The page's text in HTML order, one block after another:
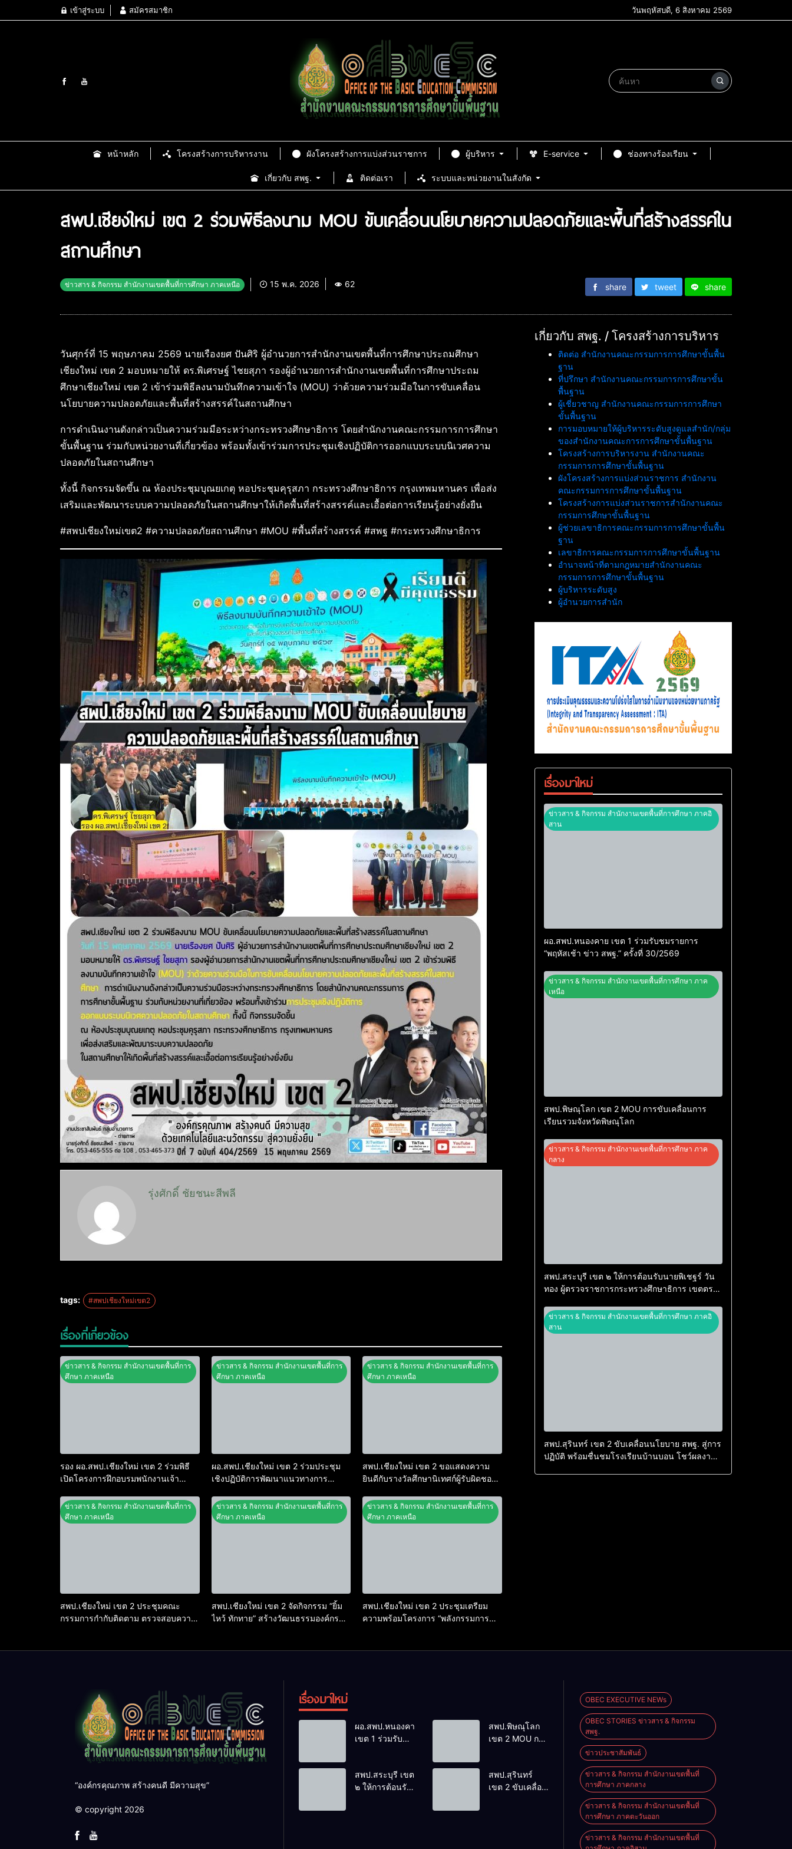
เข้าสู่ระบบ สมัครสมาชิก วันพฤหัสบดี, 6 สิงหาคม 2569
หน้าหลัก โครงสร้างการบริหารงาน ผังโครงสร้างการแบ่งส่วนราชการ ผู้บริหาร E-service ช่องทางร้องเรียน
เกี่ยวกับ สพฐ. ติดต่อเรา ระบบและหน่วยงานในสังกัด
สพป.เชียงใหม่ เขต 2 ร่วมพิธีลงนาม MOU ขับเคลื่อนนโยบายความปลอดภัยและพื้นที่สร้างสรรค์ใน
สถานศึกษา
ข่าวสาร & กิจกรรม สำนักงานเขตพื้นที่การศึกษา ภาคเหนือ 15 พ.ค. 2026 62 share tweet share
วันศุกร์ที่ 15 พฤษภาคม 2569 นายเรืองยศ ปันศิริ ผู้อำนวยการสำนักงานเขตพื้นที่การศึกษาประถมศึกษา
เชียงใหม่ เขต 2 มอบหมายให้ ดร.พิเศรษฐ์ ไชยสุภา รองผู้อำนวยการสำนักงานเขตพื้นที่การศึกษาประถม
ศึกษาเชียงใหม่ เขต 2 เข้าร่วมพิธีลงนามบันทึกความเข้าใจ (MOU) ว่าด้วยความร่วมมือในการขับเคลื่อน
นโยบายความปลอดภัยและพื้นที่สร้างสรรค์ในสถานศึกษา
การดำเนินงานดังกล่าวเป็นความร่วมมือระหว่างกระทรวงศึกษาธิการ โดยสำนักงานคณะกรรมการการศึกษา
ขั้นพื้นฐาน ร่วมกับหน่วยงานที่เกี่ยวข้อง พร้อมทั้งเข้าร่วมการประชุมเชิงปฏิบัติการออกแบบระบบนิเวศความ
ปลอดภัยในสถานศึกษา
ทั้งนี้ กิจกรรมจัดขึ้น ณ ห้องประชุมบุณยเกตุ หอประชุมคุรุสภา กระทรวงศึกษาธิการ กรุงเทพมหานคร เพื่อส่ง
เสริมและพัฒนาระบบความปลอดภัยในสถานศึกษาให้เกิดพื้นที่สร้างสรรค์และเอื้อต่อการเรียนรู้อย่างยั่งยืน
#สพปเชียงใหม่เขต2 #ความปลอดภัยสถานศึกษา #MOU #พื้นที่สร้างสรรค์ #สพฐ #กระทรวงศึกษาธิการ
รุ่งศักดิ์ ชัยชนะสีพลี
tags: #สพปเชียงใหม่เขต2
เรื่องที่เกี่ยวข้อง
ข่าวสาร & กิจกรรม สำนักงานเขตพื้นที่การ
ศึกษา ภาคเหนือ
รอง ผอ.สพป.เชียงใหม่ เขต 2 ร่วมพิธี
เปิดโครงการฝึกอบรมพนักงานเจ้า
และนักศึกษา พ.ศ. 2569
ข่าวสาร & กิจกรรม สำนักงานเขตพื้นที่การ
ศึกษา ภาคเหนือ
ผอ.สพป.เชียงใหม่ เขต 2 ร่วมประชุม
เชิงปฏิบัติการพัฒนาแนวทางการ
ระดับประสิทธิภาพการกำกับติดตาม
คุณภาพการศึกษา
ข่าวสาร & กิจกรรม สำนักงานเขตพื้นที่การ
ศึกษา ภาคเหนือ
สพป.เชียงใหม่ เขต 2 ขอแสดงความ
ยินดีกับรางวัลศึกษานิเทศก์ผู้รับผิดชอบ
สพฐ.
ข่าวสาร & กิจกรรม สำนักงานเขตพื้นที่การ
ศึกษา ภาคเหนือ
สพป.เชียงใหม่ เขต 2 ประชุมคณะ
กรรมการกำกับติดตาม ตรวจสอบความ
ข่าวสาร & กิจกรรม สำนักงานเขตพื้นที่การ
ศึกษา ภาคเหนือ
สพป.เชียงใหม่ เขต 2 จัดกิจกรรม “ยิ้ม
ไหว้ ทักทาย” สร้างวัฒนธรรมองค์กร
ข่าวสาร & กิจกรรม สำนักงานเขตพื้นที่การ
ศึกษา ภาคเหนือ
สพป.เชียงใหม่ เขต 2 ประชุมเตรียม
ความพร้อมโครงการ “พลังกรรมการ
เกี่ยวกับ สพฐ. / โครงสร้างการบริหาร
ติดต่อ สำนักงานคณะกรรมการการศึกษาขั้นพื้น
ฐาน
ที่ปรึกษา สำนักงานคณะกรรมการการศึกษาขั้น
พื้นฐาน
ผู้เชี่ยวชาญ สำนักงานคณะกรรมการการศึกษา
ขั้นพื้นฐาน
การมอบหมายให้ผู้บริหารระดับสูงดูแลสำนัก/กลุ่ม
ของสำนักงานคณะการการศึกษาขั้นพื้นฐาน
โครงสร้างการบริหารงาน สำนักงานคณะ
กรรมการการศึกษาขั้นพื้นฐาน
ผังโครงสร้างการแบ่งส่วนราชการ สำนักงาน
คณะกรรมการการศึกษาขั้นพื้นฐาน
โครงสร้างการแบ่งส่วนราชการสำนักงานคณะ
กรรมการศึกษาขั้นพื้นฐาน
ผู้ช่วยเลขาธิการคณะกรรมการการศึกษาขั้นพื้น
ฐาน
เลขาธิการคณะกรรมการการศึกษาขั้นพื้นฐาน
อำนาจหน้าที่ตามกฎหมายสำนักงานคณะ
กรรมการการศึกษาขั้นพื้นฐาน
ผู้บริหารระดับสูง
ผู้อำนวยการสำนัก
เรื่องมาใหม่
ข่าวสาร & กิจกรรม สำนักงานเขตพื้นที่การศึกษา ภาคอิ
สาน
ผอ.สพป.หนองคาย เขต 1 ร่วมรับชมรายการ
“พฤหัสเช้า ข่าว สพฐ.” ครั้งที่ 30/2569
ข่าวสาร & กิจกรรม สำนักงานเขตพื้นที่การศึกษา ภาค
เหนือ
สพป.พิษณุโลก เขต 2 MOU การขับเคลื่อนการ
เรียนรวมจังหวัดพิษณุโลก
ข่าวสาร & กิจกรรม สำนักงานเขตพื้นที่การศึกษา ภาค
กลาง
สพป.สระบุรี เขต ๒ ให้การต้อนรับนายพิเชฐร์ วัน
ทอง ผู้ตรวจราชการกระทรวงศึกษาธิการ เขตตรวจ
ติดตามการดำเนินงานตามนโยบายกระทรวง
ศึกษาธิการ ประจำปีงบประมาณ พ.ศ. ๒๕๖๙ รอบที่
ข่าวสาร & กิจกรรม สำนักงานเขตพื้นที่การศึกษา ภาคอิ
สาน
สพป.สุรินทร์ เขต 2 ขับเคลื่อนนโยบาย สพฐ. สู่การ
ปฏิบัติ พร้อมชื่นชมโรงเรียนบ้านบอน โชว์ผลงาน
“องค์กรคุณภาพ สร้างคนดี มีความสุข”
© copyright 2026
เรื่องมาใหม่
ผอ.สพป.หนองคาย
เขต 1 ร่วมรับชม
ครั้งที่ 30/2569
สพป.พิษณุโลก
เขต 2 MOU การ
พิษณุโลก
สพป.สระบุรี เขต
๒ ให้การต้อนรับ
สพป.สุรินทร์
เขต 2 ขับเคลื่อน
OBEC EXECUTIVE NEWs
OBEC STORIES ข่าวสาร & กิจกรรม
สพฐ.
ข่าวประชาสัมพันธ์
ข่าวสาร & กิจกรรม สำนักงานเขตพื้นที่
การศึกษา ภาคกลาง
ข่าวสาร & กิจกรรม สำนักงานเขตพื้นที่
การศึกษา ภาคตะวันออก
ข่าวสาร & กิจกรรม สำนักงานเขตพื้นที่